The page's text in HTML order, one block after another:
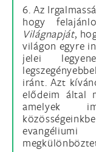
6. Az
hogy
Világnapját,
világon egyre
jelei
iránt. Azt
elődeim által
amelyek
evangéliumi